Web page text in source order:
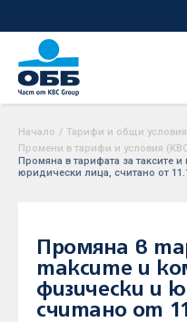
Начало / Тарифи и общи условия
Промени в тарифи и условия
Промяна в тарифата за таксите
юридически лица, считано от
Промяна в
таксите и
физически и
считано от